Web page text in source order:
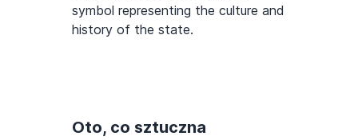
symbol representing the culture and
history of the state.
Oto, co sztuczna